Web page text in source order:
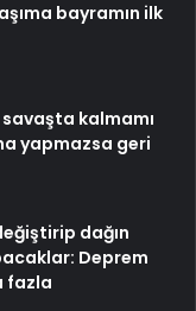
bayramın ilk
kalmamı
yapmazsa geri
dağın
Deprem
fazla